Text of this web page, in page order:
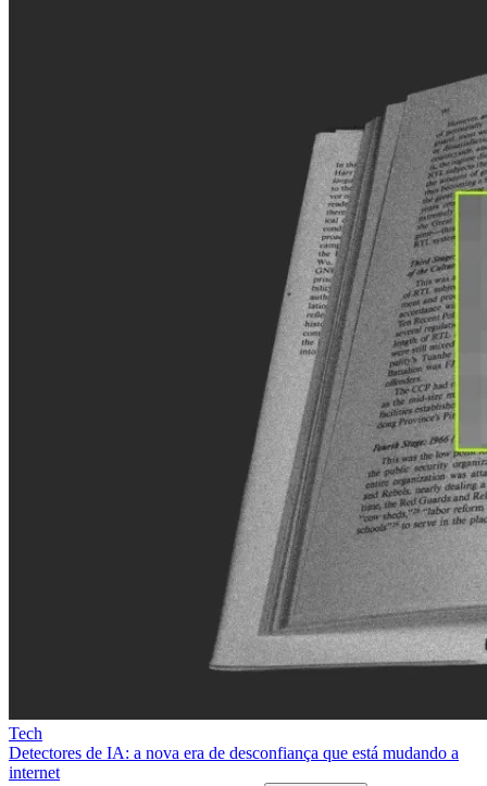
Tech
Detectores de IA: a nova era de desconfiança que está mudando a
internet